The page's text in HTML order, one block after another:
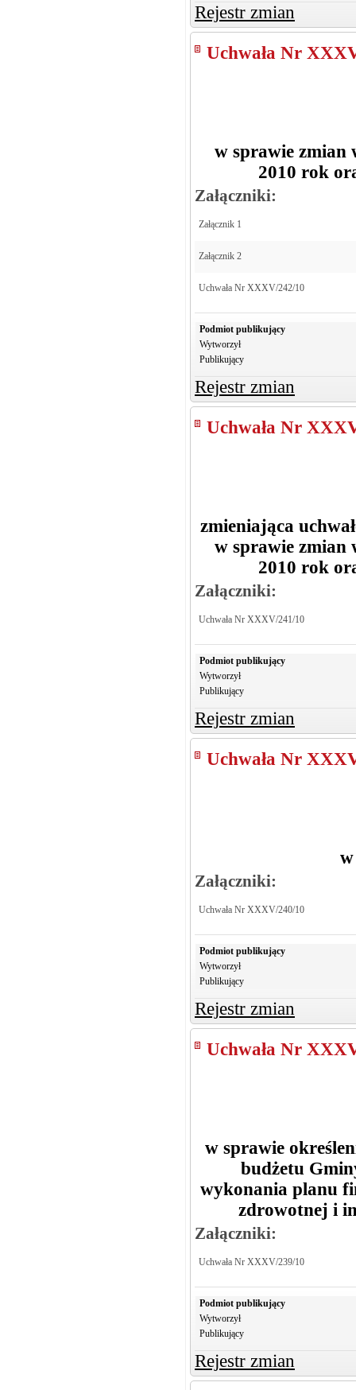
Rejestr zmian
Uchwała Nr
w sprawie zmian
2010 rok
Załączniki:
Załącznik 1
Załącznik 2
Uchwała Nr XXXV/242/10
Podmiot publikujący
Wytworzył
Publikujący
Rejestr zmian
Uchwała Nr
zmieniająca
w sprawie zmian
2010 rok
Załączniki:
Uchwała Nr XXXV/241/10
Podmiot publikujący
Wytworzył
Publikujący
Rejestr zmian
Uchwała Nr
Załączniki:
Uchwała Nr XXXV/240/10
Podmiot publikujący
Wytworzył
Publikujący
Rejestr zmian
Uchwała Nr
w sprawie
budżetu
wykonania planu
zdrowotnej i
Załączniki:
Uchwała Nr XXXV/239/10
Podmiot publikujący
Wytworzył
Publikujący
Rejestr zmian